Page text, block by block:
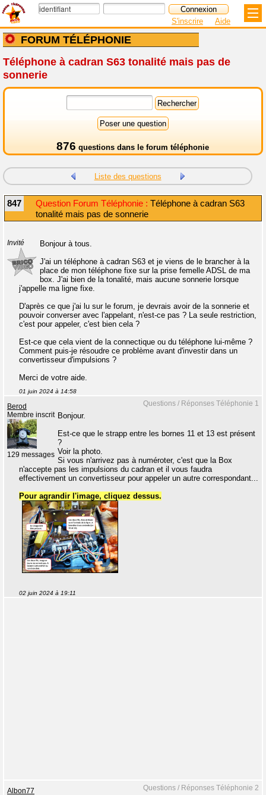
FORUM TÉLÉPHONIE
S'inscrire Aide
Téléphone à cadran S63 tonalité mais pas de
sonnerie
876 questions dans le forum téléphonie
Liste des questions
847 Question Forum Téléphonie : Téléphone à cadran S63
tonalité mais pas de sonnerie
Invité
Bonjour à tous.
J'ai un téléphone à cadran S63 et je viens de le brancher à la
place de mon téléphone fixe sur la prise femelle ADSL de ma
box. J'ai bien de la tonalité, mais aucune sonnerie lorsque
j'appelle ma ligne fixe.
D'après ce que j'ai lu sur le forum, je devrais avoir de la sonnerie et
pouvoir converser avec l'appelant, n'est-ce pas ? La seule restriction,
c'est pour appeler, c'est bien cela ?
Est-ce que cela vient de la connectique ou du téléphone lui-même ?
Comment puis-je résoudre ce problème avant d'investir dans un
convertisseur d'impulsions ?
Merci de votre aide.
01 juin 2024 à 14:58
Questions / Réponses Téléphonie 1
Berod
Membre inscrit
129 messages
Bonjour.
Est-ce que le strapp entre les bornes 11 et 13 est présent
?
Voir la photo.
Si vous n'arrivez pas à numéroter, c'est que la Box
n'accepte pas les impulsions du cadran et il vous faudra
effectivement un convertisseur pour appeler un autre correspondant...
Pour agrandir l'image, cliquez dessus.
02 juin 2024 à 19:11
Questions / Réponses Téléphonie 2
Albon77